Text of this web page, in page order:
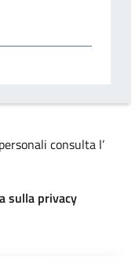
consulta l’
sulla privacy